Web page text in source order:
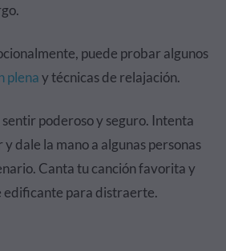
puede probar algunos
plenay técnicas de relajación.
sentir poderoso y seguro. Intenta
dale la mano a algunas personas
Canta tu canción favorita y
edificante para distraerte.